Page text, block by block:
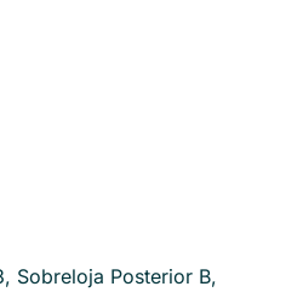
Sobreloja Posterior B,